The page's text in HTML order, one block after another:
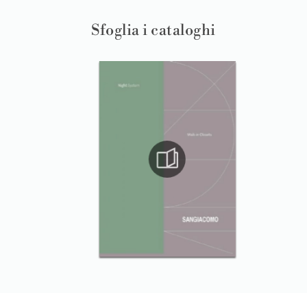
Sfoglia i cataloghi